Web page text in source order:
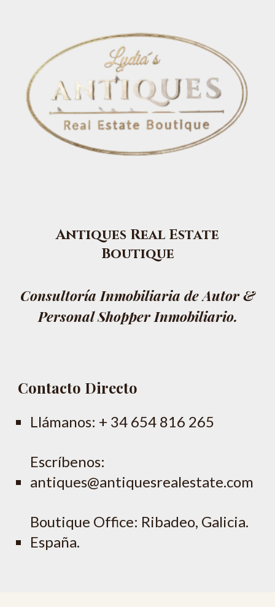
Antiques Real Estate
Boutique
Consultoría Inmobiliaria de Autor &
Personal Shopper Inmobiliario.
Contacto Directo
Llámanos: + 34 654 816 265
Escríbenos:
antiques@antiquesrealestate.com
Boutique Office: Ribadeo, Galicia.
España.